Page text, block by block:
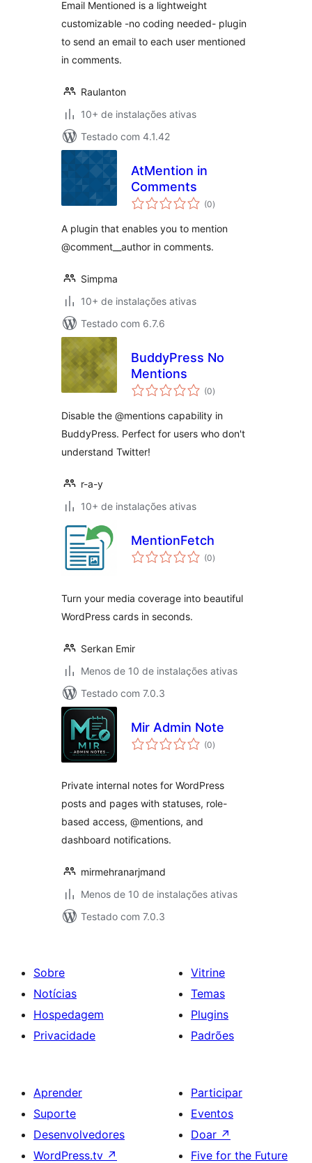
Email Mentioned is a lightweight
customizable -no coding needed- plugin
to send an email to each user mentioned
in comments.
Raulanton
10+ de instalações ativas
Testado com 4.1.42
AtMention in
Comments
(0total
de
)
A plugin that enables you to mention
@comment__author in comments.
Simpma
10+ de instalações ativas
Testado com 6.7.6
BuddyPress No
Mentions
(0total
de
)
Disable the @mentions capability in
BuddyPress. Perfect for users who don't
understand Twitter!
r-a-y
10+ de instalações ativas
MentionFetch
(0total
de
)
Turn your media coverage into beautiful
WordPress cards in seconds.
Serkan Emir
Menos de 10 de instalações ativas
Testado com 7.0.3
Mir Admin Note
(0total
de
)
Private internal notes for WordPress
posts and pages with statuses, role-
based access, @mentions, and
dashboard notifications.
mirmehranarjmand
Menos de 10 de instalações ativas
Testado com 7.0.3
Sobre
Notícias
Hospedagem
Privacidade
Vitrine
Temas
Plugins
Padrões
Aprender
Suporte
Desenvolvedores
WordPress.tv ↗
Participar
Eventos
Doar ↗
Five for the Future